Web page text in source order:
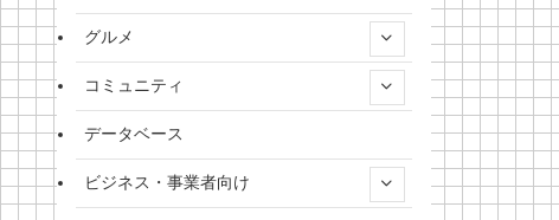
グルメ
コミュニティ
データベース
ビジネス・事業者向け